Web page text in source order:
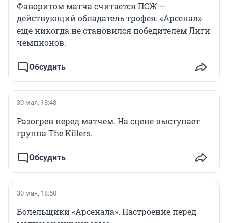
Фаворитом матча считается ПСЖ —
действующий обладатель трофея. «Арсенал»
еще никогда не становился победителем Лиги
чемпионов.
Обсудить
30 мая, 18:48
Разогрев перед матчем. На сцене выступает
группа The Killers.
Обсудить
30 мая, 18:50
Болельщики «Арсенала». Настроение перед